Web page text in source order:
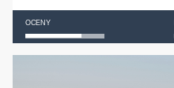
OCENY